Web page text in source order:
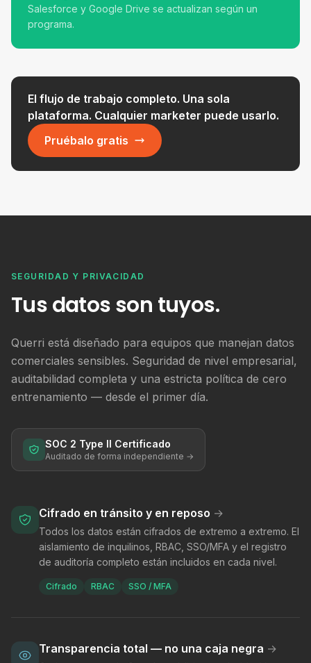
Salesforce y Google Drive se actualizan según un
programa.
El flujo de trabajo completo. Una sola
plataforma. Cualquier marketer puede usarlo.
Pruébalo gratis
SEGURIDAD Y PRIVACIDAD
Tus datos son tuyos.
Querri está diseñado para equipos que manejan datos
comerciales sensibles. Seguridad de nivel empresarial,
auditabilidad completa y una estricta política de cero
entrenamiento — desde el primer día.
SOC 2 Type II Certificado
Auditado de forma independiente →
Cifrado en tránsito y en reposo →
Todos los datos están cifrados de extremo a extremo. El
aislamiento de inquilinos, RBAC, SSO/MFA y el registro
de auditoría completo están incluidos en cada nivel.
Cifrado RBAC SSO / MFA
Transparencia total — no una caja negra →